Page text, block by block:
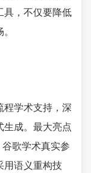
具，不仅要降低
程学术支持，深
生成。最大亮点
歌学术真实参
用语义重构技